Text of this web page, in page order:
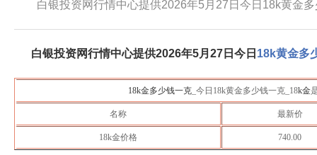
白银投资网行情中心提供2026年5月27日今日18k黄金
白银投资网行情中心提供2026年5月27日 今日 18k黄金多
18k金多少钱一克 _今日18k黄金多少钱一克_18k金
名称 最新价
18k金价格 740.00